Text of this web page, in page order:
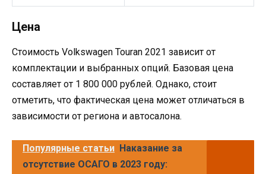
Цена
Стоимость Volkswagen Touran 2021 зависит от
комплектации и выбранных опций. Базовая цена
составляет от 1 800 000 рублей. Однако, стоит
отметить, что фактическая цена может отличаться в
зависимости от региона и автосалона.
Популярные статьи Наказание за
отсутствие ОСАГО в 2023 году: